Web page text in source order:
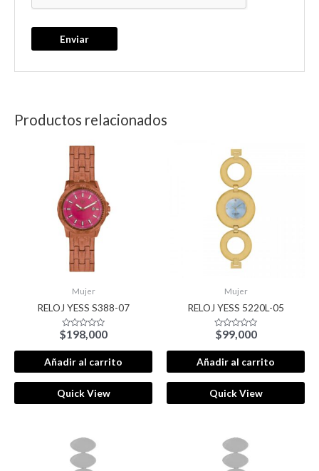
Productos relacionados
Mujer
RELOJ YESS S388-07
Valorado
con
0
de
5
$198,000
Añadir al carrito
Quick View
Mujer
RELOJ YESS 5220L-05
Valorado
con
0
de
5
$99,000
Añadir al carrito
Quick View